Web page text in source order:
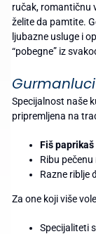
ručak, romantičnu
želite da pamtite.
ljubazne usluge i
“pobegne” iz
Specijalnost naše
pripremljena na
Fiš paprikaš
Ribu pečenu
Razne riblje
Za one koji više
Specijaliteti